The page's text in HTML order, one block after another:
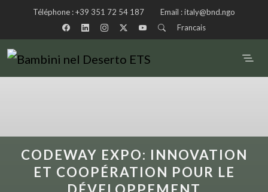
Téléphone :+39 351 72 54 187 Email :italy@bnd.ngo
Francais
CODEWAY EXPO: INNOVATION
ET COOPÉRATION POUR LE